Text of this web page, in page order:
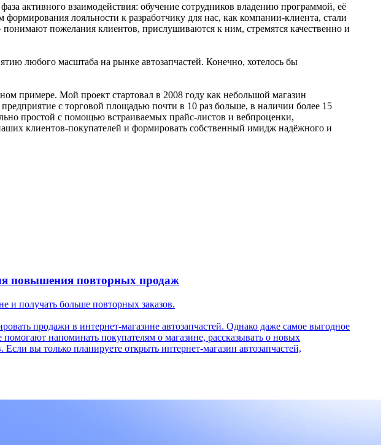
активного взаимодействия: обучение сотрудников владению программой, её
лояльности к разработчику для нас, как компании-клиента, стали
пожелания клиентов, прислушиваются к ним, стремятся качественно и
любого масштаба на рынке автозапчастей. Конечно, хотелось бы
примере. Мой проект стартовал в 2008 году как небольшой магазин
с торговой площадью почти в 10 раз больше, в наличии более 15
простой с помощью встраиваемых прайс-листов и вебпроценки,
клиентов-покупателей и формировать собственный имидж надёжного и
повышения повторных продаж
и получать больше повторных заказов.
продажи в интернет-магазине автозапчастей. Однако даже самое выгодное
напоминать покупателям о магазине, рассказывать о новых
вы только планируете открыть интернет-магазин автозапчастей,